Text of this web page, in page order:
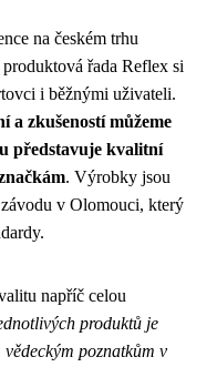
na českém trhu
řada Reflex si
i běžnými uživateli.
a zkušeností můžeme
představuje kvalitní
. Výrobky jsou
v Olomouci, který
napříč celou
produktů je
poznatkům v